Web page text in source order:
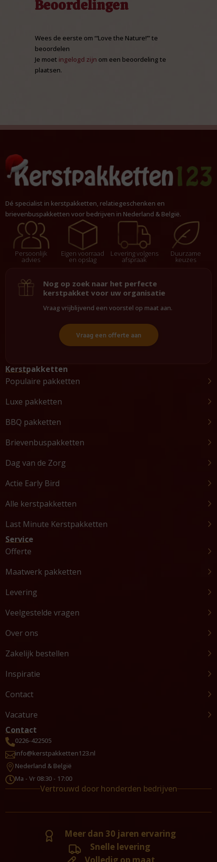
Beoordelingen
Wees de eerste om “‘Love the Nature!’” te
beoordelen
Je moet ingelogd zijn om een beoordeling te
plaatsen.
Dé specialist in kerstpakketten, relatiegeschenken en
brievenbuspakketten voor bedrijven in Nederland & België.
Persoonlijk
advies
Eigen voorraad
en opslag
Levering volgens
afspraak
Duurzame
keuzes
Nog op zoek naar het perfecte
kerstpakket voor uw organisatie
Vraag vrijblijvend een voorstel op maat aan.
Vraag een offerte aan
Kerstpakketten
Populaire pakketten
Luxe pakketten
BBQ pakketten
Brievenbuspakketten
Dag van de Zorg
Actie Early Bird
Alle kerstpakketten
Last Minute Kerstpakketten
Service
Offerte
Maatwerk pakketten
Levering
Veelgestelde vragen
Over ons
Zakelijk bestellen
Inspiratie
Contact
Vacature
Contact
0226-422505
info@kerstpakketten123.nl
 Nederland & België
Ma - Vr 08:30 - 17:00
Vertrouwd door honderden bedrijven
Meer dan 30 jaren ervaring
Snelle levering